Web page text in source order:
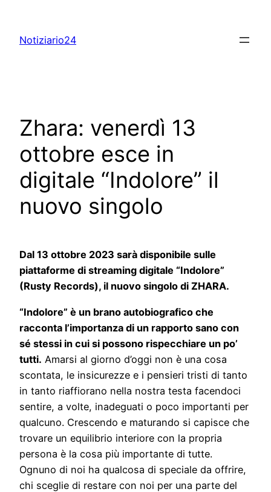
content
Notiziario24
Zhara: venerdì 13
ottobre esce in
digitale “Indolore” il
nuovo singolo
Dal 13 ottobre 2023 sarà disponibile sulle
piattaforme di streaming digitale “Indolore”
(Rusty Records), il nuovo singolo di ZHARA.
“Indolore” è un brano autobiografico che
racconta l’importanza di un rapporto sano con
sé stessi in cui si possono rispecchiare un po’
tutti. Amarsi al giorno d’oggi non è una cosa
scontata, le insicurezze e i pensieri tristi di tanto
in tanto riaffiorano nella nostra testa facendoci
sentire, a volte, inadeguati o poco importanti per
qualcuno. Crescendo e maturando si capisce che
trovare un equilibrio interiore con la propria
persona è la cosa più importante di tutte.
Ognuno di noi ha qualcosa di speciale da offrire,
chi sceglie di restare con noi per una parte del